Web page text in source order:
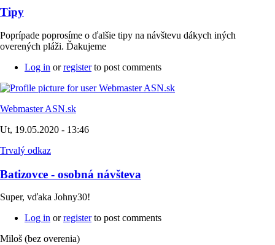
Tipy
Poprípade poprosíme o ďalšie tipy na návštevu dákych iných
overených pláži. Ďakujeme
Log in orregisterto post comments
Webmaster ASN.sk
Ut, 19.05.2020 - 13:46
Trvalý odkaz
Batizovce - osobná návšteva
Super, vďaka Johny30!
Log in orregisterto post comments
Miloš (bez overenia)